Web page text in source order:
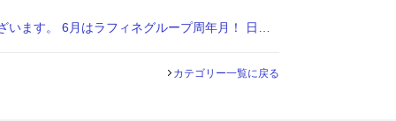
カテゴリー一覧に戻る